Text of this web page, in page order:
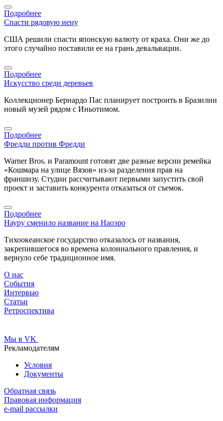
Подробнее
Спасти рядовую иену
США решили спасти японскую валюту от краха. Они же до
этого случайно поставили ее на грань девальвации.
Подробнее
Искусство среди деревьев
Коллекционер Бернардо Пас планирует построить в Бразилии
новый музей рядом с Иньотимом.
Подробнее
Фредди против Фредди
Warner Bros. и Paramount готовят две разные версии ремейка
«Кошмара на улице Вязов» из-за разделения прав на
франшизу. Студии рассчитывают первыми запустить свой
проект и заставить конкурента отказаться от съемок.
Подробнее
Науру сменило название на Наоэро
Тихоокеанское государство отказалось от названия,
закрепившегося во времена колониального правления, и
вернуло себе традиционное имя.
О нас
События
Интервью
Статьи
Ретроспектива
Мы в VK
Рекламодателям
Условия
Документы
Обратная связь
Правовая информация
e-mail рассылки